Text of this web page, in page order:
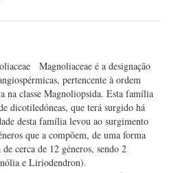
Magnoliaceae é a designação
pertencente à ordem
na classe Magnoliopsida. Esta família
dicotiledóneas, que terá surgido há
desta família levou ao surgimento
que a compõem, de uma forma
cerca de 12 géneros, sendo 2
e Liriodendron).